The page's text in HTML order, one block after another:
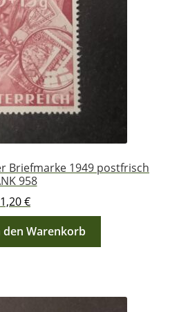
Briefmarke 1949 postfrisch
958
1,20€
den Warenkorb